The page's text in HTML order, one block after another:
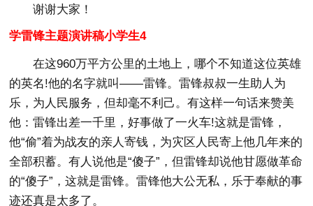
谢谢大家！
学雷锋主题演讲稿小学生4
在这960万平方公里的土地上，哪个不知道这位英雄
的英名!他的名字就叫——雷锋。雷锋叔叔一生助人为
乐，为人民服务，但却毫不利己。有这样一句话来赞美
他：雷锋出差一千里，好事做了一火车!这就是雷锋，
他“偷”着为战友的亲人寄钱，为灾区人民寄上他几年来的
全部积蓄。有人说他是“傻子”，但雷锋却说他甘愿做革命
的“傻子”，这就是雷锋。雷锋他大公无私，乐于奉献的事
迹还真是太多了。